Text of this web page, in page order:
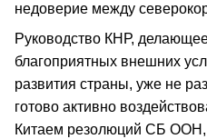
недоверие между
Руководство КНР,
благоприятных внешних
развития страны, уже не
готово активно
Китаем резолюций СБ